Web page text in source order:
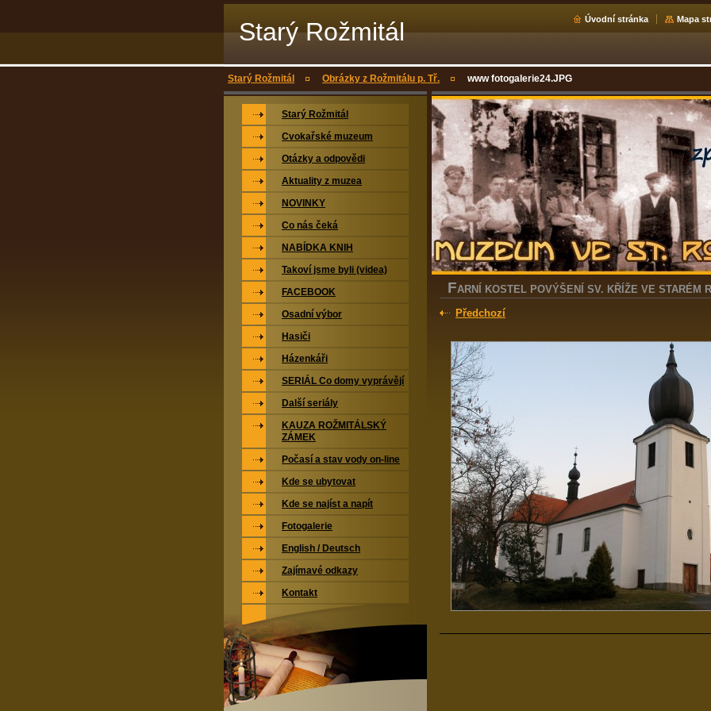
Starý Rožmitál Úvodní stránka Mapa
Starý Rožmitál Obrázky z Rožmitálu p. Tř. www fotogalerie24.JPG
FARNÍ KOSTEL POVÝŠENÍ SV. KŘÍŽE VE STARÉM
Předchozí
Starý Rožmitál
Cvokařské muzeum
Otázky a odpovědi
Aktuality z muzea
NOVINKY
Co nás čeká
NABÍDKA KNIH
Takoví jsme byli (videa)
FACEBOOK
Osadní výbor
Hasiči
Házenkáři
SERIÁL Co domy vyprávějí
Další seriály
KAUZA ROŽMITÁLSKÝ
ZÁMEK
Počasí a stav vody on-line
Kde se ubytovat
Kde se najíst a napít
Fotogalerie
English / Deutsch
Zajímavé odkazy
Kontakt